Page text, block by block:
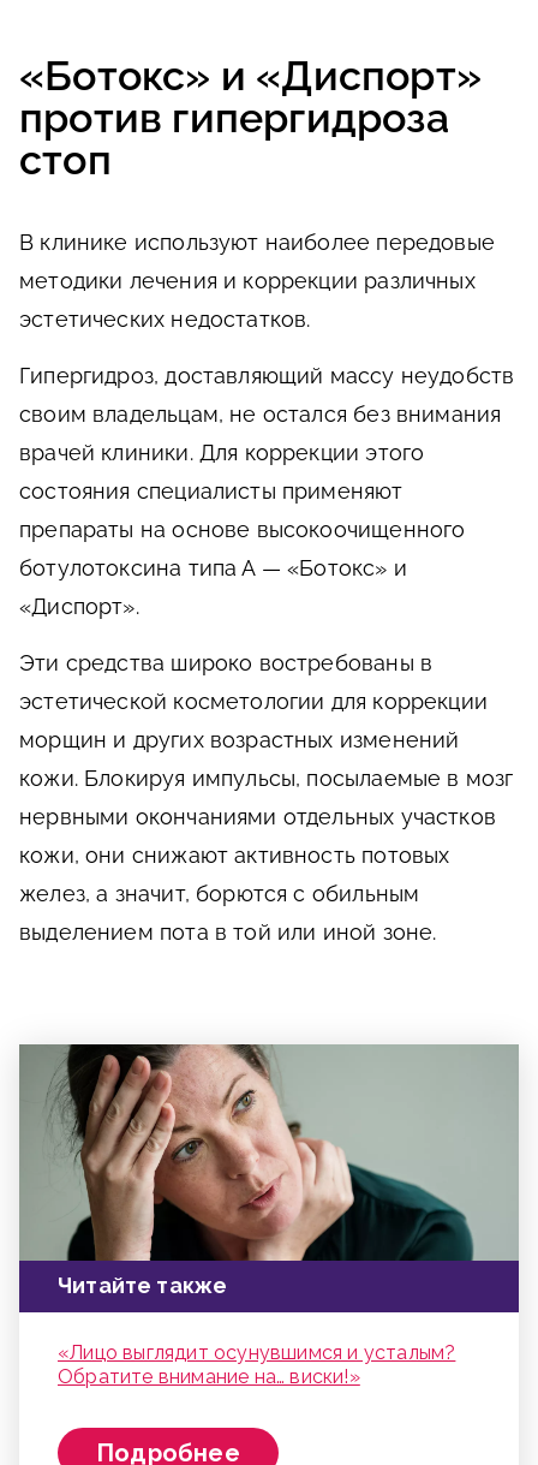
«Ботокс» и «Диспорт»
против гипергидроза
стоп
В клинике используют наиболее передовые
методики лечения и коррекции различных
эстетических недостатков.
Гипергидроз, доставляющий массу неудобств
своим владельцам, не остался без внимания
врачей клиники. Для коррекции этого
состояния специалисты применяют
препараты на основе высокоочищенного
ботулотоксина типа А — «Ботокс» и
«Диспорт».
Эти средства широко востребованы в
эстетической косметологии для коррекции
морщин и других возрастных изменений
кожи. Блокируя импульсы, посылаемые в мозг
нервными окончаниями отдельных участков
кожи, они снижают активность потовых
желез, а значит, борются с обильным
выделением пота в той или иной зоне.
Читайте также
«Лицо выглядит осунувшимся и усталым?
Обратите внимание на… виски!»
Подробнее